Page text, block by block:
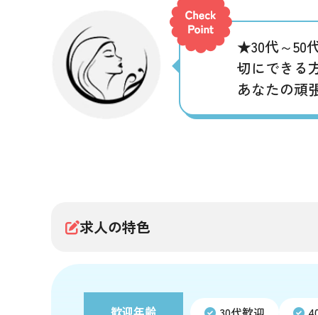
★30代～50
切にできる
あなたの頑
求人の特色
歓迎年齢